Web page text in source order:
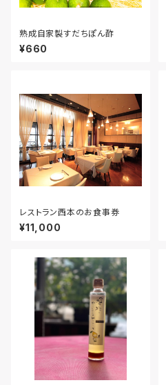
熟成自家製すだちぽん酢
¥660
レストラン西本のお食事券
¥11,000